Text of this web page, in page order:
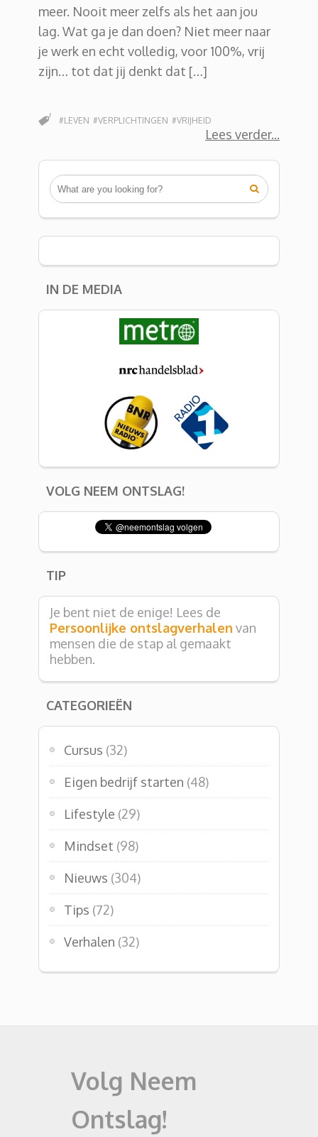
meer. Nooit meer zelfs als het aan jou
lag. Wat ga je dan doen? Niet meer naar
je werk en echt volledig, voor 100%, vrij
zijn… tot dat jij denkt dat […]
Lees verder
#LEVEN #VERPLICHTINGEN #VRIJHEID

IN DE MEDIA
VOLG NEEM ONTSLAG!
TIP
Je bent niet de enige! Lees de
Persoonlijke ontslagverhalen van
mensen die de stap al gemaakt
hebben.
CATEGORIEËN
Cursus (32)
Eigen bedrijf starten (48)
Lifestyle (29)
Mindset (98)
Nieuws (304)
Tips (72)
Verhalen (32)
Volg Neem
Ontslag!